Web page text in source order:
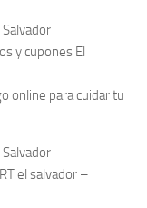
y cupones El
online para cuidar tu
el salvador –